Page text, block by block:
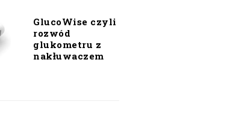
GlucoWise czyli
rozwód
glukometru z
nakłuwaczem